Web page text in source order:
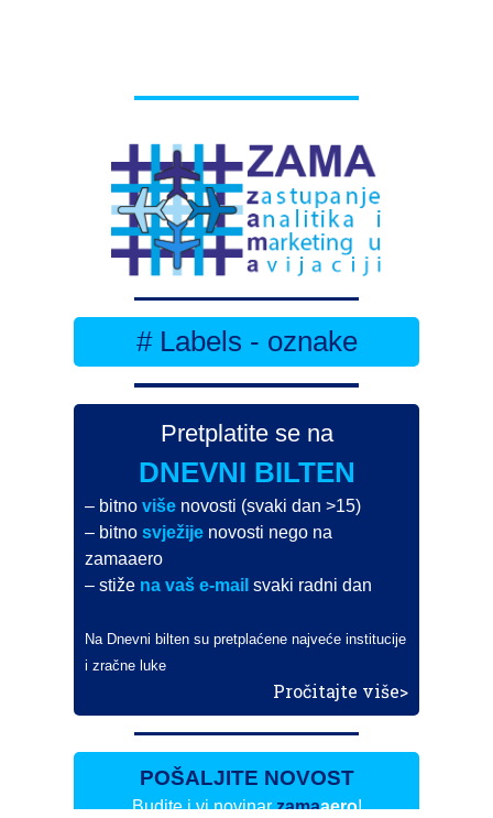
# Labels - oznake
Pretplatite se na
DNEVNI BILTEN
– bitnoviše novosti (svaki dan >15)
– bitnosvježije novosti nego na
zamaaero
– stiže na vaš e-mail svaki radni dan
Na Dnevni bilten su pretplaćene najveće institucije
i zračne luke
Pročitajte više>
POŠALJITE NOVOST
Budite i vi novinarzamaaero!